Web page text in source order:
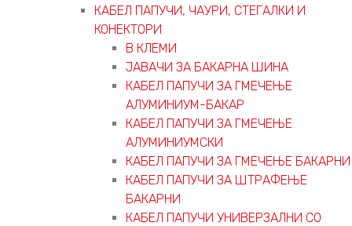
КАБЕЛ ПАПУЧИ, ЧАУРИ, СТЕГАЛКИ И
КОНЕКТОРИ
В КЛЕМИ
ЈАВАЧИ ЗА БАКАРНА ШИНА
КАБЕЛ ПАПУЧИ ЗА ГМЕЧЕЊЕ
АЛУМИНИУМ-БАКАР
КАБЕЛ ПАПУЧИ ЗА ГМЕЧЕЊЕ
АЛУМИНИУМСКИ
КАБЕЛ ПАПУЧИ ЗА ГМЕЧЕЊЕ БАКАРНИ
КАБЕЛ ПАПУЧИ ЗА ШТРАФЕЊЕ
БАКАРНИ
КАБЕЛ ПАПУЧИ УНИВЕРЗАЛНИ СО